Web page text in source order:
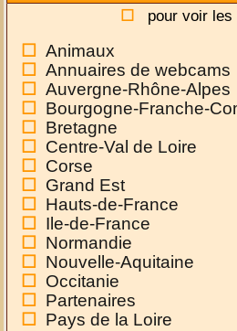
pour voir les
Animaux
Annuaires de webcams
Auvergne-Rhône-Alpes
Bourgogne-Franche-
Bretagne
Centre-Val de Loire
Corse
Grand Est
Hauts-de-France
Ile-de-France
Normandie
Nouvelle-Aquitaine
Occitanie
Partenaires
Pays de la Loire